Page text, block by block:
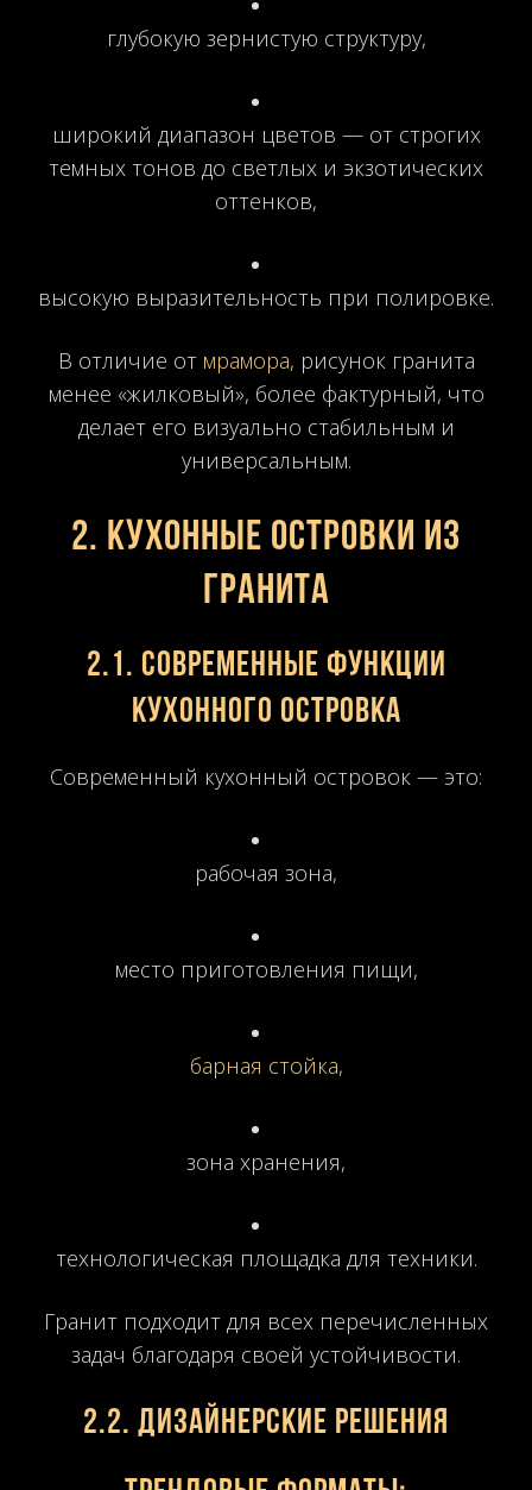
глубокую зернистую структуру,
широкий диапазон цветов — от строгих
темных тонов до светлых и экзотических
оттенков,
высокую выразительность при полировке.
В отличие от мрамора, рисунок гранита
менее «жилковый», более фактурный, что
делает его визуально стабильным и
универсальным.
2. Кухонные островки из
гранита
2.1. Современные функции
кухонного островка
Современный кухонный островок — это:
рабочая зона,
место приготовления пищи,
барная стойка,
зона хранения,
технологическая площадка для техники.
Гранит подходит для всех перечисленных
задач благодаря своей устойчивости.
2.2. Дизайнерские решения